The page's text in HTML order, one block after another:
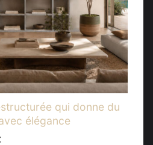
qui donne du
élégance
Plage